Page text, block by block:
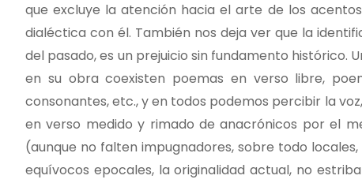
que excluye la atención hacia el arte de los
dialéctica con él. También nos deja ver que la
del pasado, es un prejuicio sin fundamento histórico.
en su obra coexisten poemas en verso libre,
consonantes, etc., y en todos podemos percibir la
en verso medido y rimado de anacrónicos por el
(aunque no falten impugnadores, sobre todo
equívocos epocales, la originalidad actual, no